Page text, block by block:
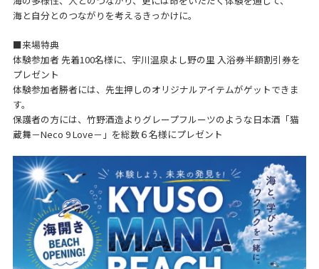
海と自分とのつながりを考えるきっかけに。
■来場特典
体験参加者 先着100名様に、宇川温泉よし野の里 入浴券半額割引券を
プレゼント
体験参加者勝者には、先生押しのオリジナルアイテムがゲットできま
す。
保護者の方には、竹野酒造よりグレープフルーツのような日本酒「猫
蔵舞－Neco 9 Love－」を総数６名様にプレゼント